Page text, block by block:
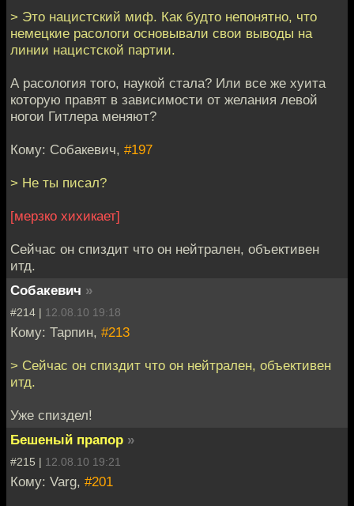
> Это нацистский миф. Как будто непонятно, что
немецкие расологи основывали свои выводы на
линии нацистской партии.
А расология того, наукой стала? Или все же хуита
которую правят в зависимости от желания левой
ногои Гитлера меняют?
Кому: Собакевич, #197
> Не ты писал?
[мерзко хихикает]
Сейчас он спиздит что он нейтрален, объективен
итд.
Собакевич »
#214 | 12.08.10 19:18
Кому: Тарпин, #213
> Сейчас он спиздит что он нейтрален, объективен
итд.
Уже спиздел!
Бешеный прапор »
#215 | 12.08.10 19:21
Кому: Varg, #201